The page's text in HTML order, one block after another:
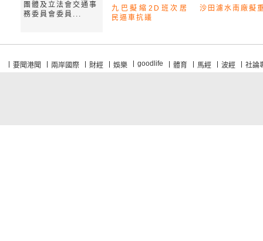
團體及立法會交通事
務委員會委員...
九巴擬縮2D班次居
民逼車抗議
沙田濾水南廠擬
要聞港聞 兩岸國際 財經 娛樂 goodlife 體育 馬經 波經 社論